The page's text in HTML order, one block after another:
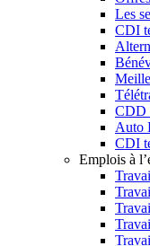
Les
CDI
CDD
Auto
CDI
Emplois à